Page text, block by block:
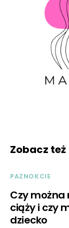
Zobacz też
PAZNOKCIE
Czy
ciąży i czy
dziecko